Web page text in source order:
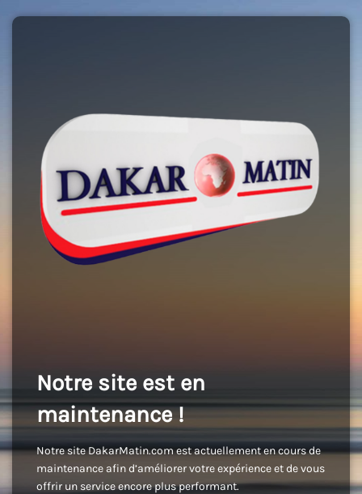
Notre site est en
maintenance !
Notre site DakarMatin.com est actuellement en cours de
maintenance afin d’améliorer votre expérience et de vous
offrir un service encore plus performant.